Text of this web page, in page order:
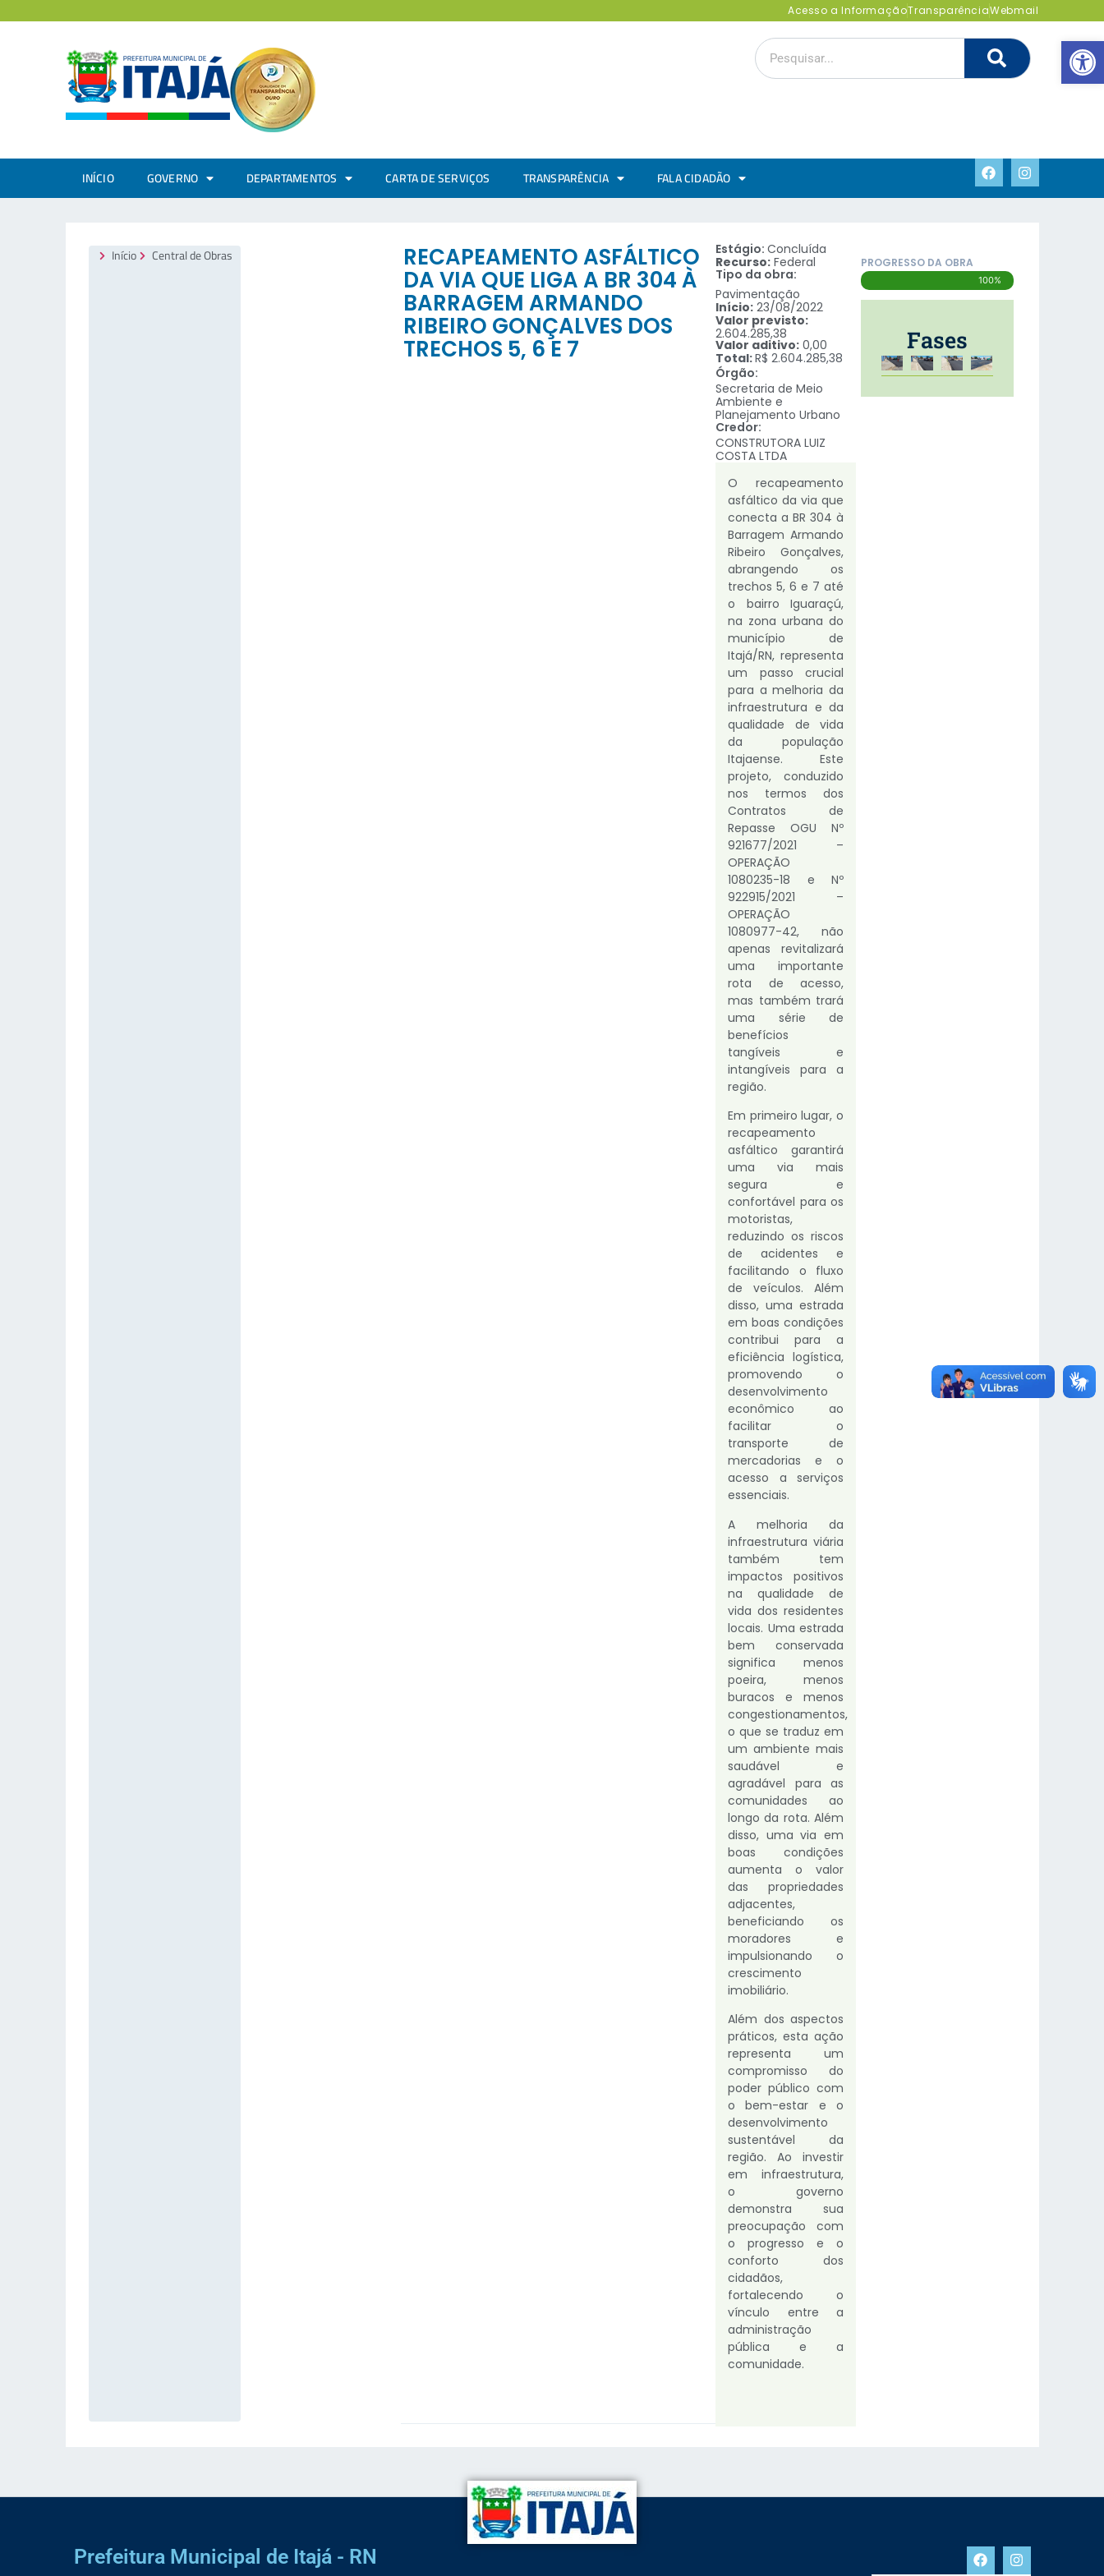
Abrir
Acesso a InformaçãoTransparênciaWebmail
INÍCIO GOVERNO DEPARTAMENTOS CARTA DE SERVIÇOS TRANSPARÊNCIA FALA CIDADÃO
Início Central de Obras RECAPEAMENTO ASFÁLTICO
DA VIA QUE LIGA A BR 304 À
BARRAGEM ARMANDO
RIBEIRO GONÇALVES DOS
TRECHOS 5, 6 E 7
Estágio:Concluída
Recurso: Federal
Tipo da obra:
Pavimentação
Início: 23/08/2022
Valor previsto:
2.604.285,38
Valor aditivo: 0,00
Total:R$ 2.604.285,38
Órgão:
Secretaria de Meio
Ambiente e
Planejamento Urbano
Credor:
CONSTRUTORA LUIZ
COSTA LTDA
O recapeamento
asfáltico da via que
conecta a BR 304 à
Barragem Armando
Ribeiro Gonçalves,
abrangendo os
trechos 5, 6 e 7 até
o bairro Iguaraçú,
na zona urbana do
município de
Itajá/RN, representa
um passo crucial
para a melhoria da
infraestrutura e da
qualidade de vida
da população
Itajaense. Este
projeto, conduzido
nos termos dos
Contratos de
Repasse OGU Nº
921677/2021 –
OPERAÇÃO
1080235-18 e Nº
922915/2021 –
OPERAÇÃO
1080977-42, não
apenas revitalizará
uma importante
rota de acesso,
mas também trará
uma série de
benefícios
tangíveis e
intangíveis para a
região.
Em primeiro lugar, o
recapeamento
asfáltico garantirá
uma via mais
segura e
confortável para os
motoristas,
reduzindo os riscos
de acidentes e
facilitando o fluxo
de veículos. Além
disso, uma estrada
em boas condições
contribui para a
eficiência logística,
promovendo o
desenvolvimento
econômico ao
facilitar o
transporte de
mercadorias e o
acesso a serviços
essenciais.
A melhoria da
infraestrutura viária
também tem
impactos positivos
na qualidade de
vida dos residentes
locais. Uma estrada
bem conservada
significa menos
poeira, menos
buracos e menos
congestionamentos,
o que se traduz em
um ambiente mais
saudável e
agradável para as
comunidades ao
longo da rota. Além
disso, uma via em
boas condições
aumenta o valor
das propriedades
adjacentes,
beneficiando os
moradores e
impulsionando o
crescimento
imobiliário.
Além dos aspectos
práticos, esta ação
representa um
compromisso do
poder público com
o bem-estar e o
desenvolvimento
sustentável da
região. Ao investir
em infraestrutura,
o governo
demonstra sua
preocupação com
o progresso e o
conforto dos
cidadãos,
fortalecendo o
vínculo entre a
administração
pública e a
comunidade.
PROGRESSO DA OBRA
100%
Fases
Prefeitura Municipal de Itajá - RN